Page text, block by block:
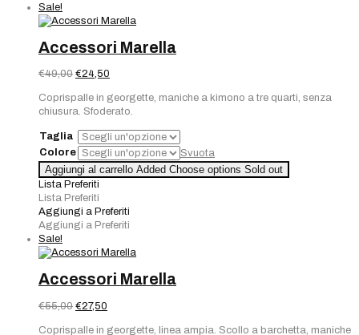
Sale!
Accessori Marella
€49,00 Il
originale
era:
€49,00.
€24,50
attuale
è:
€24,50.
Coprispalle in georgette, maniche a kimono a tre quarti, senza
chiusura. Sfoderato.
Taglia
Colore
Svuota
Aggiungi al carrello Added Choose options Sold out
Lista Preferiti
Lista Preferiti
Aggiungi a Preferiti
Aggiungi a Preferiti
Sale!
Accessori Marella
€55,00 Il
originale
€27,50
attuale
Coprispalle in georgette, linea ampia. Scollo a barchetta, maniche